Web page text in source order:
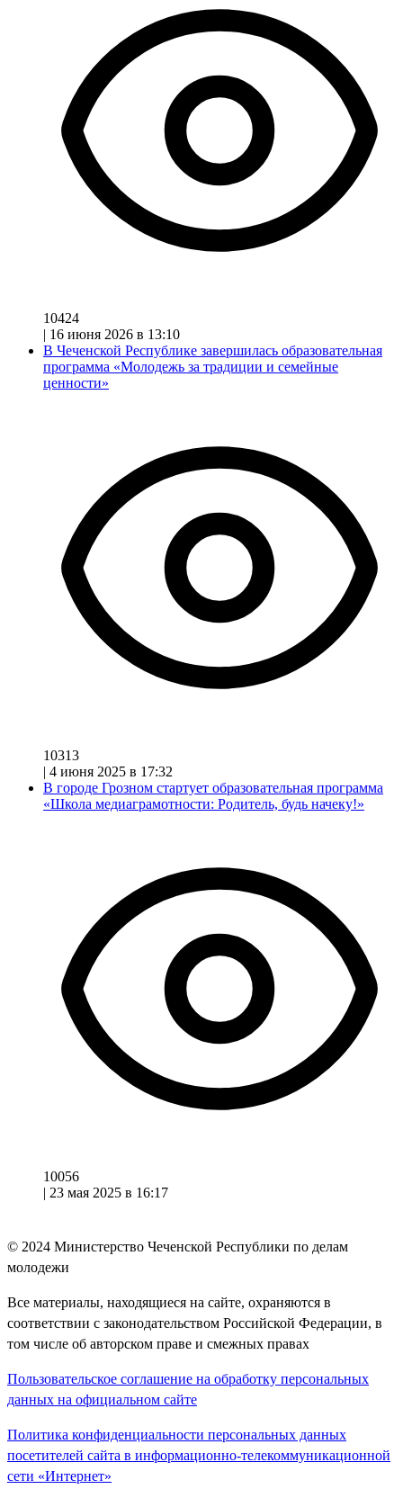
10424
| 16 июня 2026 в 13:10
В Чеченской Республике завершилась образовательная
программа «Молодежь за традиции и семейные
ценности»
10313
| 4 июня 2025 в 17:32
В городе Грозном стартует образовательная программа
«Школа медиаграмотности: Родитель, будь начеку!»
10056
| 23 мая 2025 в 16:17
© 2024 Министерство Чеченской Республики по делам
молодежи
Все материалы, находящиеся на сайте, охраняются в
соответствии с законодательством Российской Федерации, в
том числе об авторском праве и смежных правах
Пользовательское соглашение на обработку персональных
данных на официальном сайте
Политика конфиденциальности персональных данных
посетителей сайта в информационно-телекоммуникационной
сети «Интернет»